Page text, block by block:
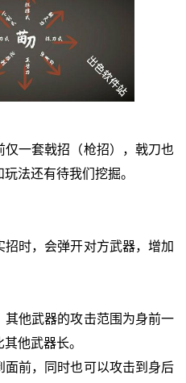
仅一套戟招（枪招），戟刀也
法还有待我们挖掘。
时，会弹开对方武器，增加
他武器的攻击范围为身前一
他武器长。
前，同时也可以攻击到身后